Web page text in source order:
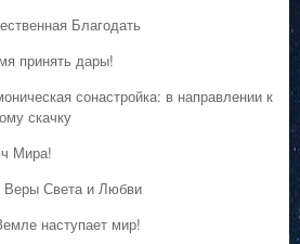
Благодать
принять дары!
сонастройка: в направлении к
скачку
Мира!
Света и Любви
наступает мир!